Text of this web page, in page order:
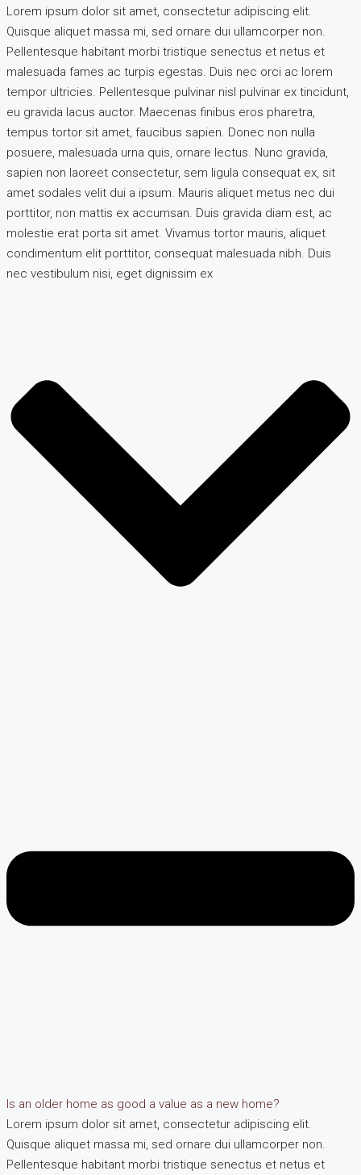
Lorem ipsum dolor sit amet, consectetur adipiscing elit.
Quisque aliquet massa mi, sed ornare dui ullamcorper non.
Pellentesque habitant morbi tristique senectus et netus et
malesuada fames ac turpis egestas. Duis nec orci ac lorem
tempor ultricies. Pellentesque pulvinar nisl pulvinar ex tincidunt,
eu gravida lacus auctor. Maecenas finibus eros pharetra,
tempus tortor sit amet, faucibus sapien. Donec non nulla
posuere, malesuada urna quis, ornare lectus. Nunc gravida,
sapien non laoreet consectetur, sem ligula consequat ex, sit
amet sodales velit dui a ipsum. Mauris aliquet metus nec dui
porttitor, non mattis ex accumsan. Duis gravida diam est, ac
molestie erat porta sit amet. Vivamus tortor mauris, aliquet
condimentum elit porttitor, consequat malesuada nibh. Duis
nec vestibulum nisi, eget dignissim ex
Is an older home as good a value as a new home?
Lorem ipsum dolor sit amet, consectetur adipiscing elit.
Quisque aliquet massa mi, sed ornare dui ullamcorper non.
Pellentesque habitant morbi tristique senectus et netus et